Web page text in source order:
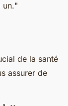
un."
de la santé
assurer de